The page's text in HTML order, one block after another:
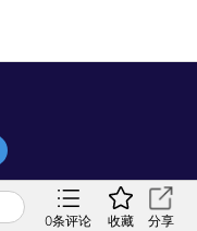
0条评论 收藏 分享